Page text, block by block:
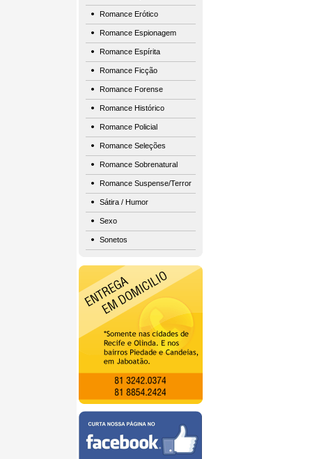
Romance Erótico
Romance Espionagem
Romance Espírita
Romance Ficção
Romance Forense
Romance Histórico
Romance Policial
Romance Seleções
Romance Sobrenatural
Romance Suspense/Terror
Sátira / Humor
Sexo
Sonetos